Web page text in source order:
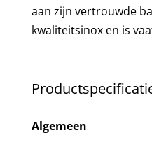
aan zijn vertrouwde
kwaliteitsinox en is
Algemeen